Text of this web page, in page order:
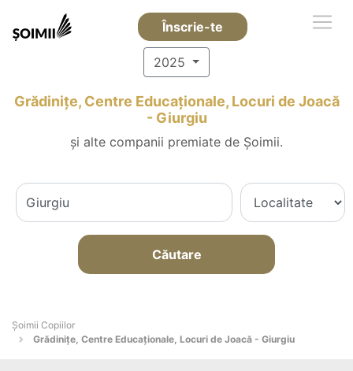
Înscrie-te
2025
Grădinițe, Centre Educaționale, Locuri de Joacă
- Giurgiu
și alte companii premiate de Șoimii.
Căutare
Șoimii Copiilor
Grădinițe, Centre Educaționale, Locuri de Joacă - Giurgiu